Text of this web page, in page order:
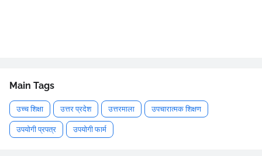
Main Tags
उच्च शिक्षा उत्तर प्रदेश उत्तरमाला उपचारात्मक शिक्षण
उपयोगी प्रपत्र उपयोगी फार्म